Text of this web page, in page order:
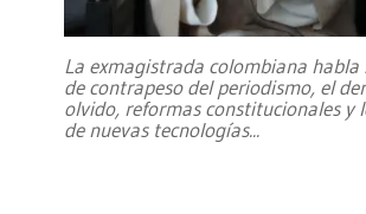
La exmagistrada colombiana habla
de contrapeso del periodismo, el
olvido, reformas constitucionales y
de nuevas tecnologías...